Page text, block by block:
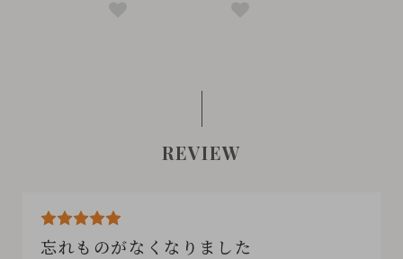
REVIEW
忘れものがなくなりました